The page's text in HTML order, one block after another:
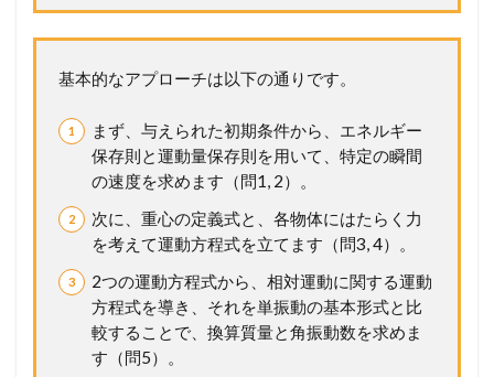
】
一
未
来
の
点
力
！
完
全
マ
ス
基本的なアプローチは以下の通りです。
まず、与えられた初期条件から、エネルギー
保存則と運動量保存則を用いて、特定の瞬間
の速度を求めます（問1, 2）。
次に、重心の定義式と、各物体にはたらく力
を考えて運動方程式を立てます（問3, 4）。
2つの運動方程式から、相対運動に関する運動
方程式を導き、それを単振動の基本形式と比
較することで、換算質量と角振動数を求めま
す（問5）。